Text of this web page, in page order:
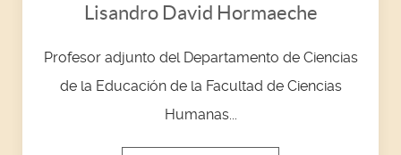
Lisandro David Hormaeche
Profesor adjunto del Departamento de Ciencias
de la Educación de la Facultad de Ciencias
Humanas...